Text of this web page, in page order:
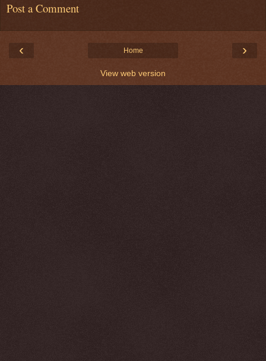
Post a Comment
‹ ›
Home
View web version